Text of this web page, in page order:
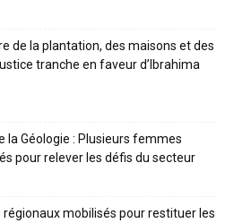
de la plantation, des maisons et des
tranche en faveur d’Ibrahima
la Géologie : Plusieurs femmes
pour relever les défis du secteur
régionaux mobilisés pour restituer les